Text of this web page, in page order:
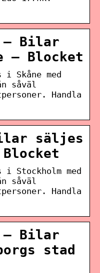
– Bilar
– Blocket
Skåne med
såväl
Handla
säljes
Stockholm med
såväl
Handla
– Bilar
stad